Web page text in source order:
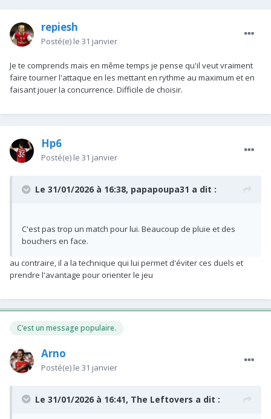
repiesh
Posté(e) le 31 janvier
Je te comprends mais en même temps je pense qu'il veut vraiment
faire tourner l'attaque en les mettant en rythme au maximum et en
faisant jouer la concurrence. Difficile de choisir.
Hp6
Posté(e) le 31 janvier
Le 31/01/2026 à 16:38, papapoupa31 a dit :
C'est pas trop un match pour lui. Beaucoup de pluie et des
bouchers en face.
au contraire, il a la technique qui lui permet d'éviter ces duels et
prendre l'avantage pour orienter le jeu
C’est un message populaire.
Arno
Posté(e) le 31 janvier
Le 31/01/2026 à 16:41, The Leftovers a dit :